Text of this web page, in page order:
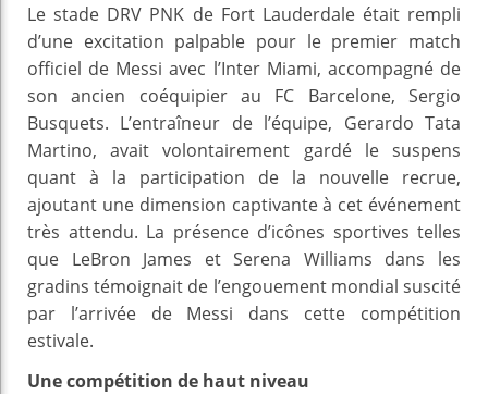
Le stade DRV PNK de Fort Lauderdale était rempli
d’une excitation palpable pour le premier match
officiel de Messi avec l’Inter Miami, accompagné de
son ancien coéquipier au FC Barcelone, Sergio
Busquets. L’entraîneur de l’équipe, Gerardo Tata
Martino, avait volontairement gardé le suspens
quant à la participation de la nouvelle recrue,
ajoutant une dimension captivante à cet événement
très attendu. La présence d’icônes sportives telles
que LeBron James et Serena Williams dans les
gradins témoignait de l’engouement mondial suscité
par l’arrivée de Messi dans cette compétition
estivale.
Une compétition de haut niveau